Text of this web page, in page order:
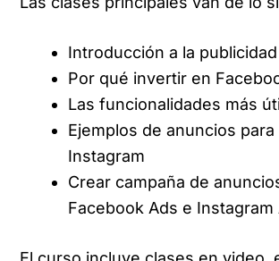
Introducción a la
Por qué invertir en
Las funcionalidades más
Ejemplos de anuncios
Instagram
Crear campaña de
Facebook Ads e Instagram